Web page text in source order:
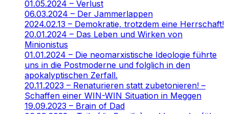
01.05.2024 – Verlust
06.03.2024 – Der Jammerlappen
2024.02.13 – Demokratie, trotzdem eine Herrschaft!
20.01.2024 – Das Leben und Wirken von
Minionistus
01.01.2024 – Die neomarxistische Ideologie führte
uns in die Postmoderne und folglich in den
apokalyptischen Zerfall.
20.11.2023 – Renaturieren statt zubetonieren! –
Schaffen einer WIN-WIN Situation in Meggen
19.09.2023 – Brain of Dad